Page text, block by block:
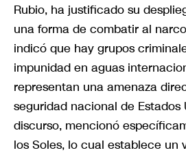
Rubio, ha justificado su
una forma de combatir al
indicó que hay grupos
impunidad en aguas
representan una amenaza
seguridad nacional de Estados
discurso, mencionó
los Soles, lo cual establece un